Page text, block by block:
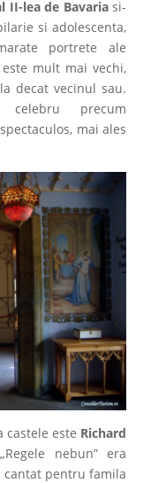
II-lea de Bavariasi-
si adolescenta,
portrete ale
este mult mai vechi,
decat vecinul sau.
precum
mai ales
castele este Richard
nebun” era
cantat pentru famila